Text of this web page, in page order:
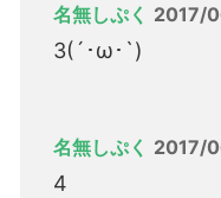
名無しぷく 2017/
3(´･ω･`)
名無しぷく 2017/
4